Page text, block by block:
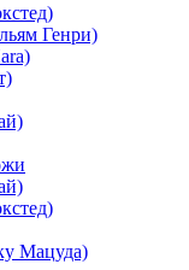
Генри)
Мацуда)